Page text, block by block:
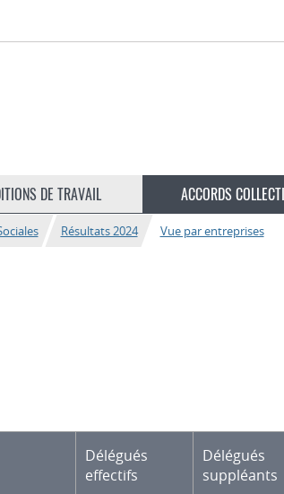
DE TRAVAIL ACCORDS
Résultats 2024 Vue par entreprises
Délégués
effectifs
Délégués
suppléants